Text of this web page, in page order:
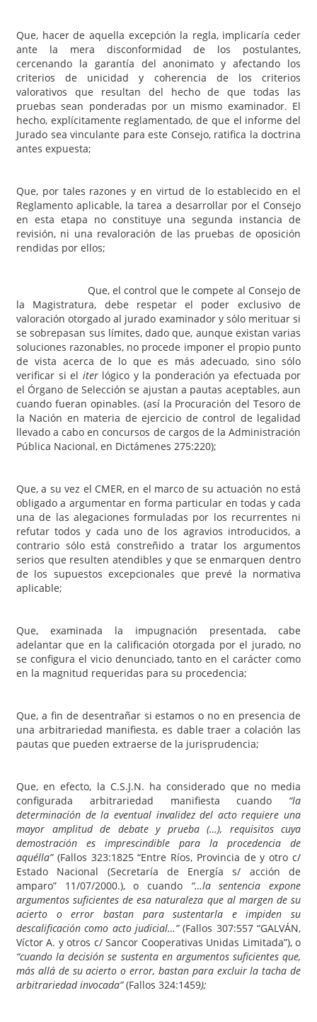
Que, hacer de aquella excepción la regla, implicaría ceder
ante la mera disconformidad de los postulantes,
cercenando la garantía del anonimato y afectando los
criterios de unicidad y coherencia de los criterios
valorativos que resultan del hecho de que todas las
pruebas sean ponderadas por un mismo examinador. El
hecho, explícitamente reglamentado, de que el informe del
Jurado sea vinculante para este Consejo, ratifica la doctrina
antes expuesta;
Que, por tales razones y en virtud de lo establecido en el
Reglamento aplicable, la tarea a desarrollar por el Consejo
en esta etapa no constituye una segunda instancia de
revisión, ni una revaloración de las pruebas de oposición
rendidas por ellos;
Que, el control que le compete al Consejo de
la Magistratura, debe respetar el poder exclusivo de
valoración otorgado al jurado examinador y sólo merituar si
se sobrepasan sus límites, dado que, aunque existan varias
soluciones razonables, no procede imponer el propio punto
de vista acerca de lo que es más adecuado, sino sólo
verificar si el iterlógico y la ponderación ya efectuada por
el Órgano de Selección se ajustan a pautas aceptables, aun
cuando fueran opinables. (así la Procuración del Tesoro de
la Nación en materia de ejercicio de control de legalidad
llevado a cabo en concursos de cargos de la Administración
Pública Nacional, en Dictámenes 275:220);
Que, a su vez el CMER, en el marco de su actuación no está
obligado a argumentar en forma particular en todas y cada
una de las alegaciones formuladas por los recurrentes ni
refutar todos y cada uno de los agravios introducidos, a
contrario sólo está constreñido a tratar los argumentos
serios que resulten atendibles y que se enmarquen dentro
de los supuestos excepcionales que prevé la normativa
aplicable;
Que, examinada la impugnación presentada, cabe
adelantar que en la calificación otorgada por el jurado, no
se configura el vicio denunciado, tanto en el carácter como
en la magnitud requeridas para su procedencia;
Que, a fin de desentrañar si estamos o no en presencia de
una arbitrariedad manifiesta, es dable traer a colación las
pautas que pueden extraerse de la jurisprudencia;
Que, en efecto, la C.S.J.N. ha considerado que no media
configurada arbitrariedad manifiesta cuando “la
determinación de la eventual invalidez del acto requiere una
mayor amplitud de debate y prueba (…), requisitos cuya
demostración es imprescindible para la procedencia de
aquélla”(Fallos 323:1825 “Entre Ríos, Provincia de y otro c/
Estado Nacional (Secretaría de Energía s/ acción de
amparo” 11/07/2000.), o cuando “…la sentencia expone
argumentos suficientes de esa naturaleza que ­al margen de su
acierto o error­ bastan para sustentarla e impiden su
descalificación como acto judicial…”(Fallos 307:557 “GALVÁN,
Víctor A. y otros c/ Sancor Cooperativas Unidas Limitada”), o
“cuando la decisión se sustenta en argumentos suficientes que,
más allá de su acierto o error, bastan para excluir la tacha de
arbitrariedad invocada”(Fallos 324:1459);